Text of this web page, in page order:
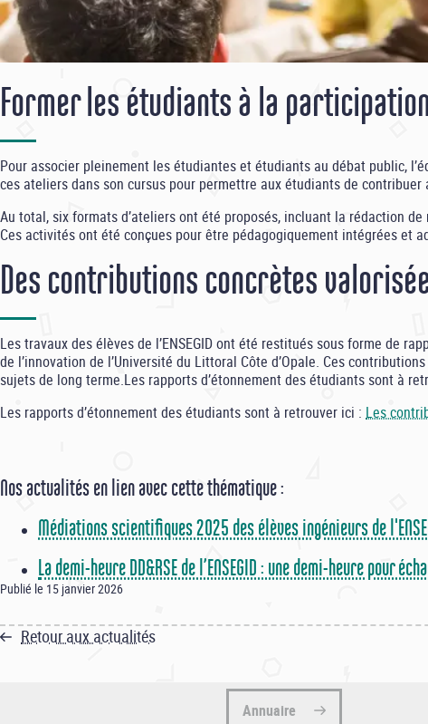
Former les étudiants à la
Pour associer pleinement les étudiantes et étudiants au débat public,
ces ateliers dans son cursus pour permettre aux étudiants de
Au total, six formats d’ateliers ont été proposés, incluant la rédaction
Ces activités ont été conçues pour être pédagogiquement intégrées et
Des contributions concrètes
Les travaux des élèves de l’ENSEGID ont été restitués sous forme de
de l’innovation de l’Université du Littoral Côte d’Opale. Ces
sujets de long terme.Les rapports d’étonnement des étudiants sont à
Les rapports d’étonnement des étudiants sont à retrouver ici : Les
Nos actualités en lien avec cette thématique :
Médiations scientifiques 2025 des élèves ingénieurs de
La demi-heure DD&RSE de l’ENSEGID : une demi-heure pour
Publié le 15 janvier 2026
Retour aux actualités
Annuaire